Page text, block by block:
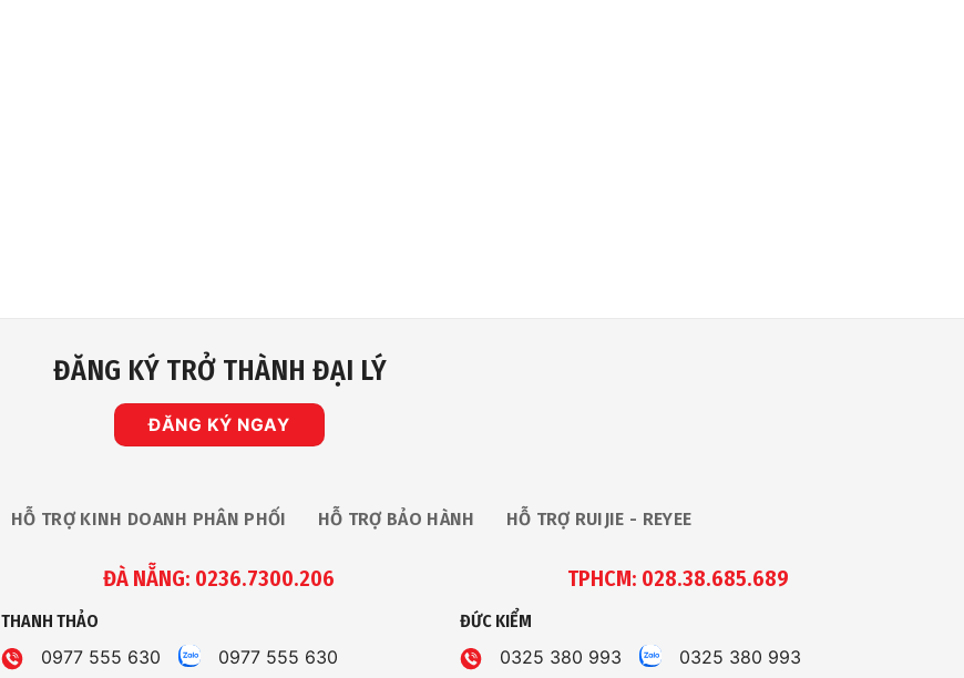
ĐĂNG KÝ TRỞ THÀNH ĐẠI LÝ
ĐĂNG KÝ NGAY
HỖ TRỢ KINH DOANH PHÂN PHỐI HỖ TRỢ BẢO HÀNH HỖ TRỢ RUIJIE - REYEE
ĐÀ NẴNG: 0236.7300.206
THANH THẢO
0977 555 630
0977 555 630
TPHCM: 028.38.685.689
ĐỨC KIỂM
0325 380 993
0325 380 993